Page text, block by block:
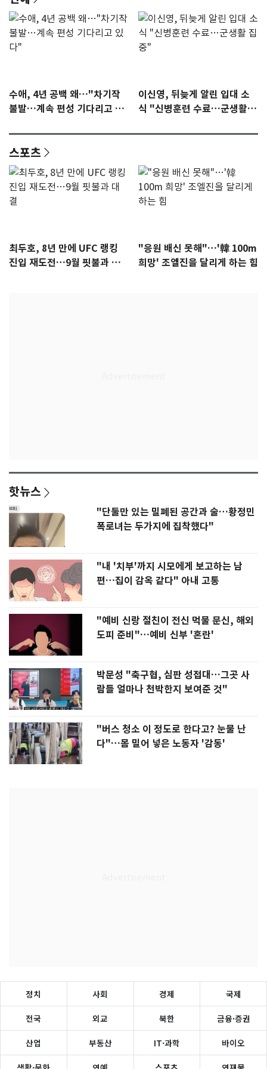
수애, 4년 공백 왜…"차기작
불발…계속 편성 기다리고 있
이신영, 뒤늦게 알린 입대 소
식 "신병훈련 수료…군생활
스포츠
최두호, 8년 만에 UFC 랭킹
진입 재도전…9월 핏불과 대
"응원 배신 못해"…'韓 100m
희망' 조엘진을 달리게 하는 힘
핫뉴스
"단둘만 있는 밀폐된 공간과 술…황정민
폭로녀는 두가지에 집착했다"
"내 '치부'까지 시모에게 보고하는 남
편…집이 감옥 같다" 아내 고통
"예비 신랑 절친이 전신 먹물 문신, 해외
도피 준비"…예비 신부 '혼란'
박문성 "축구협, 심판 성접대…그곳 사
람들 얼마나 천박한지 보여준 것"
"버스 청소 이 정도로 한다고? 눈물 난
다"…몸 밀어 넣은 노동자 '감동'
정치 사회 경제 국제
전국 외교 북한 금융·증권
산업 부동산 IT·과학 바이오